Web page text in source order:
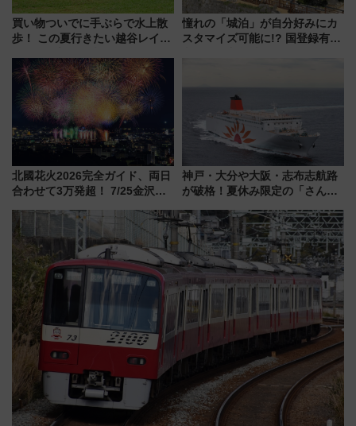
買い物ついでに手ぶらで水上散
歩！ この夏行きたい越谷レイク
ア「LAKESIDE PARK」（埼玉
県越谷市）
憧れの「城泊」が自分好みにカ
スタマイズ可能に!? 国登録有形
北國花火2026完全ガイド、両日
合わせて3万発超！ 7/25金沢大
会の日程・アクセス・観覧席ま
とめ（石川県）
神戸・大分や大阪・志布志航路
が破格！夏休み限定の「さんふ
ート 夕朝食ビュッフェ付きで
快適な船旅はいかが？